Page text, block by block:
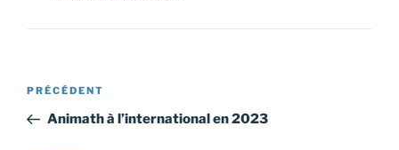
Navigation
l’article
Article
précédent
PRÉCÉDENT
Animath à l’international en 2023